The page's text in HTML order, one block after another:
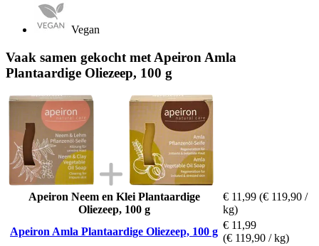
Vegan
Vaak samen gekocht met Apeiron Amla
Plantaardige Oliezeep, 100 g
Apeiron Neem en Klei Plantaardige
Oliezeep, 100 g
€ 11,99 (€ 119,90 /
kg)
Apeiron Amla Plantaardige Oliezeep, 100 g
€ 11,99
(€ 119,90 / kg)